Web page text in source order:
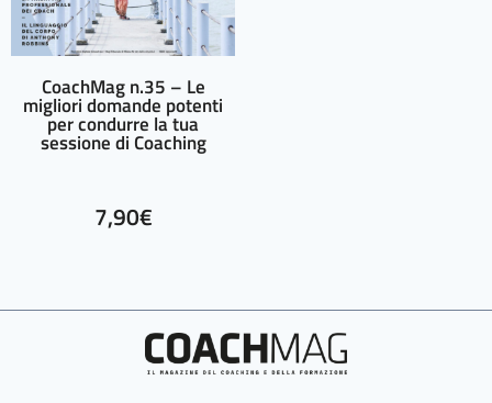
CoachMag n.35 – Le
migliori domande potenti
per condurre la tua
sessione di Coaching
7,90€